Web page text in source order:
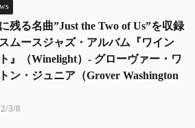
残る名曲”Just the Two of Us”を収録
ムースジャズ・アルバム『ワイン
』（Winelight）- グローヴァー・ワ
ン・ジュニア（Grover Washington
3/8